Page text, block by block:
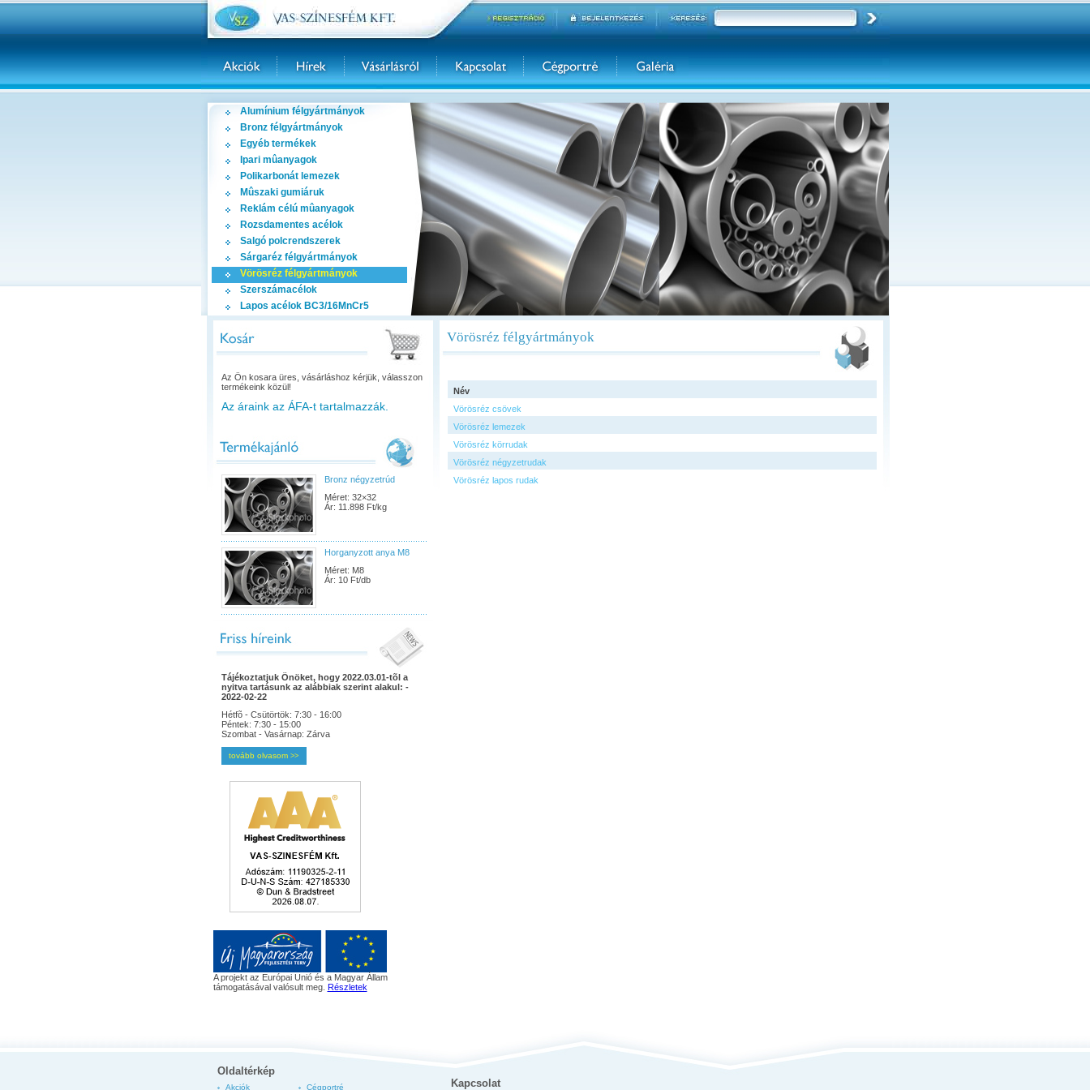
Alumínium félgyártmányok
Bronz félgyártmányok
Egyéb termékek
Ipari mûanyagok
Polikarbonát lemezek
Mûszaki gumiáruk
Reklám célú mûanyagok
Rozsdamentes acélok
Salgó polcrendszerek
Sárgaréz félgyártmányok
Vörösréz félgyártmányok
Szerszámacélok
Lapos acélok BC3/16MnCr5
Az Ön kosara üres, vásárláshoz kérjük, válasszon
termékeink közül!
Az áraink az ÁFA-t tartalmazzák.
Bronz négyzetrúd
Méret: 32×32
Ár: 11.898 Ft/kg
Horganyzott anya M8
Méret: M8
Ár: 10 Ft/db
Tájékoztatjuk Önöket, hogy 2022.03.01-tõl a
nyitva tartásunk az alábbiak szerint alakul: -
2022-02-22
Hétfõ - Csütörtök: 7:30 - 16:00
Péntek: 7:30 - 15:00
Szombat - Vasárnap: Zárva
tovább olvasom >>
A projekt az Európai Unió és a Magyar Állam
támogatásával valósult meg. Részletek
Vörösréz félgyártmányok
Név
Vörösréz csövek
Vörösréz lemezek
Vörösréz körrudak
Vörösréz négyzetrudak
Vörösréz lapos rudak
Oldaltérkép
Akciók Cégportré Kapcsolat